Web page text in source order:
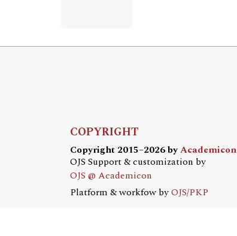
COPYRIGHT
Copyright 2015–2026 byAcademicon
OJS Support & customization by
OJS @ Academicon
Platform & workfow byOJS/PKP